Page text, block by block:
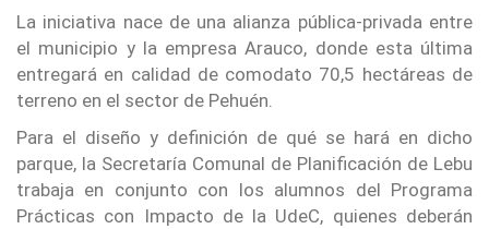
La iniciativa nace de una alianza pública-privada entre
el municipio y la empresa Arauco, donde esta última
entregará en calidad de comodato 70,5 hectáreas de
terreno en el sector de Pehuén.
Para el diseño y definición de qué se hará en dicho
parque, la Secretaría Comunal de Planificación de Lebu
trabaja en conjunto con los alumnos del Programa
Prácticas con Impacto de la UdeC, quienes deberán